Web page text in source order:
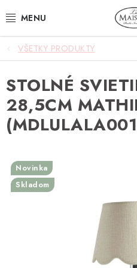
na
NOVINKY
AKCIA
ZÁHRADA
SVIETIDLÁ
VŠETKY PRODUKTY
STOLNÉ
28,5CM
Novinka
Skladom